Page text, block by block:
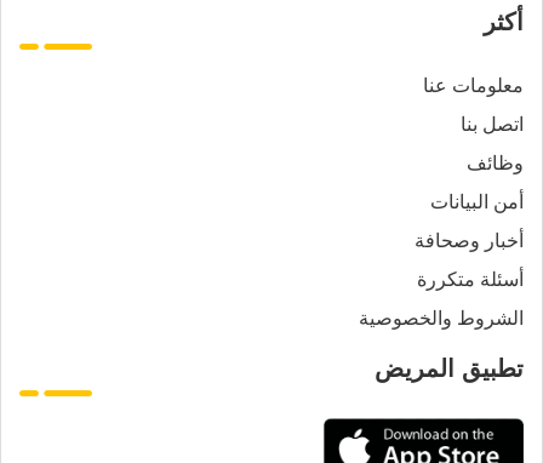
أكثر
معلومات عنا
اتصل بنا
وظائف
أمن البيانات
أخبار وصحافة
أسئلة متكررة
الشروط والخصوصية
تطبيق المريض